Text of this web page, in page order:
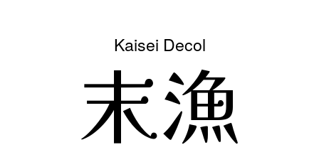
Kaisei Decol
末漁